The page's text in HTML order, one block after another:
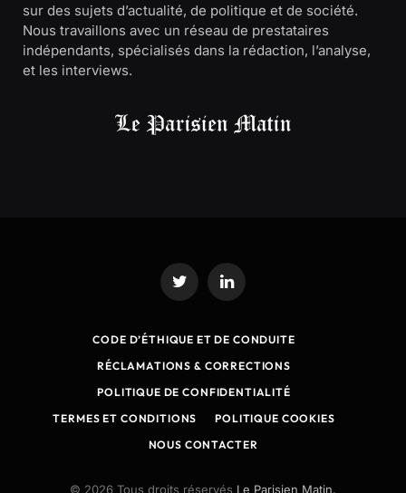
sur des sujets d’actualité, de politique et de société.
Nous travaillons avec un réseau de prestataires
indépendants, spécialisés dans la rédaction, l’analyse,
et les interviews.
Twitter LinkedIn
CODE D’ÉTHIQUE ET DE CONDUITE
RÉCLAMATIONS & CORRECTIONS
POLITIQUE DE CONFIDENTIALITÉ
TERMES ET CONDITIONS
POLITIQUE COOKIES
NOUS CONTACTER
© 2026 Tous droits réservés Le Parisien Matin.